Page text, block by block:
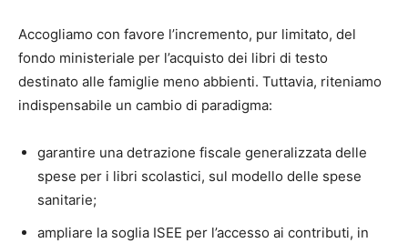
Accogliamo con favore l’incremento, pur limitato, del
fondo ministeriale per l’acquisto dei libri di testo
destinato alle famiglie meno abbienti. Tuttavia, riteniamo
indispensabile un cambio di paradigma:
garantire una detrazione fiscale generalizzata delle
spese per i libri scolastici, sul modello delle spese
sanitarie;
ampliare la soglia ISEE per l’accesso ai contributi, in